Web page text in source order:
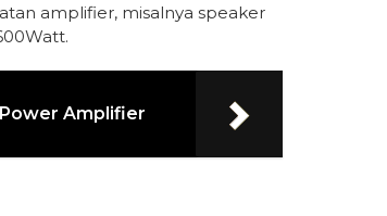
amplifier, misalnya speaker
Amplifier